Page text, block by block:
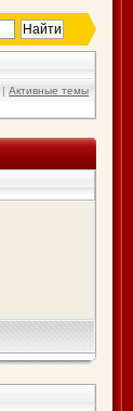
| Активные темы